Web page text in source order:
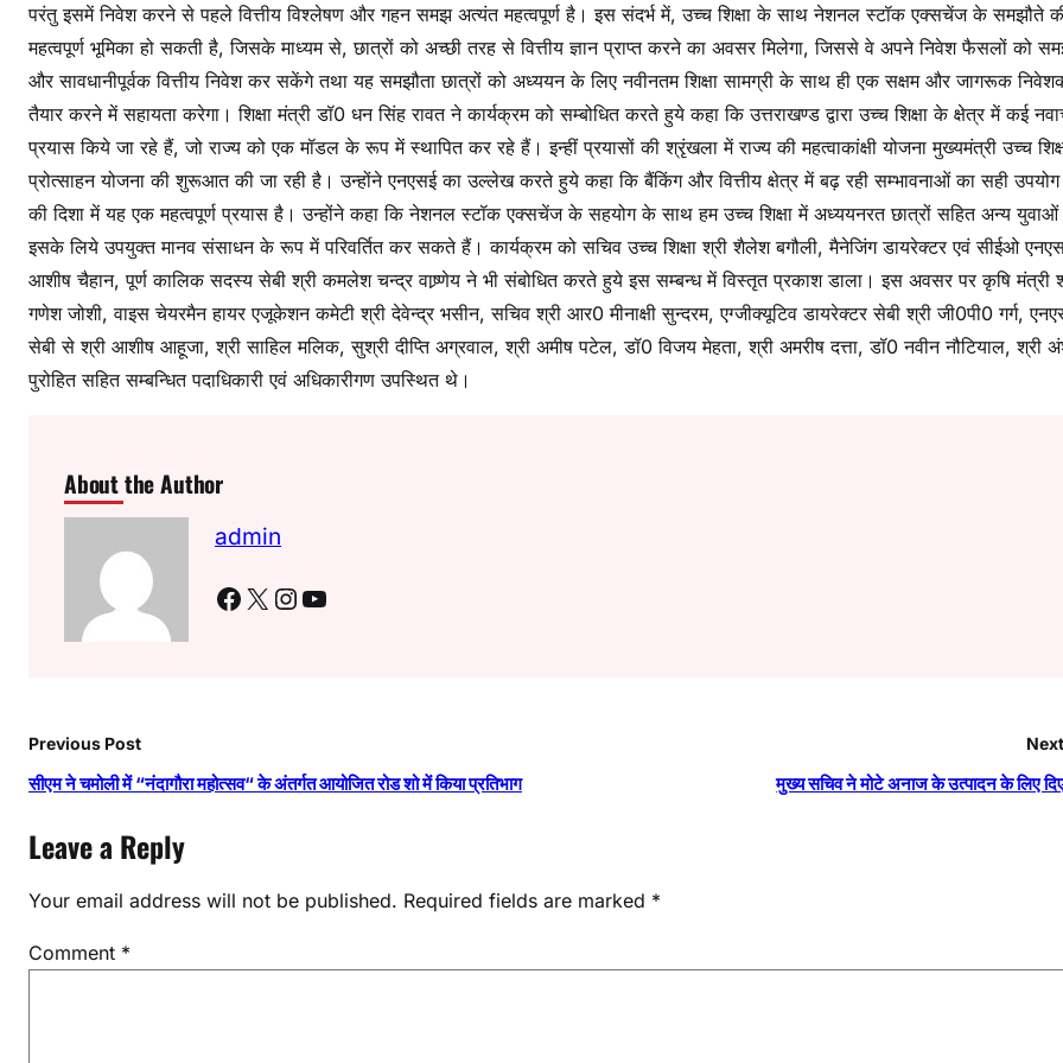
परंतु इसमें निवेश करने से पहले वित्तीय विश्लेषण और गहन समझ अत्यंत महत्वपूर्ण है। इस संदर्भ में, उच्च शिक्षा के साथ नेशनल स्टॉक एक्सचेंज के समझौते
महत्वपूर्ण भूमिका हो सकती है, जिसके माध्यम से, छात्रों को अच्छी तरह से वित्तीय ज्ञान प्राप्त करने का अवसर मिलेगा, जिससे वे अपने निवेश फैसलों को
और सावधानीपूर्वक वित्तीय निवेश कर सकेंगे तथा यह समझौता छात्रों को अध्ययन के लिए नवीनतम शिक्षा सामग्री के साथ ही एक सक्षम और जागरूक
तैयार करने में सहायता करेगा। शिक्षा मंत्री डॉ0 धन सिंह रावत ने कार्यक्रम को सम्बोधित करते हुये कहा कि उत्तराखण्ड द्वारा उच्च शिक्षा के क्षेत्र में कई
प्रयास किये जा रहे हैं, जो राज्य को एक मॉडल के रूप में स्थापित कर रहे हैं। इन्हीं प्रयासों की श्रृंखला में राज्य की महत्वाकांक्षी योजना मुख्यमंत्री उच्च
प्रोत्साहन योजना की शुरूआत की जा रही है। उन्होंने एनएसई का उल्लेख करते हुये कहा कि बैंकिंग और वित्तीय क्षेत्र में बढ़ रही सम्भावनाओं का सही
की दिशा में यह एक महत्वपूर्ण प्रयास है। उन्होंने कहा कि नेशनल स्टॉक एक्सचेंज के सहयोग के साथ हम उच्च शिक्षा में अध्ययनरत छात्रों सहित अन्य युवाओं
इसके लिये उपयुक्त मानव संसाधन के रूप में परिवर्तित कर सकते हैं। कार्यक्रम को सचिव उच्च शिक्षा श्री शैलेश बगौली, मैनेजिंग डायरेक्टर एवं सीईओ
आशीष चैहान, पूर्ण कालिक सदस्य सेबी श्री कमलेश चन्द्र वाष्र्णेय ने भी संबोधित करते हुये इस सम्बन्ध में विस्तृत प्रकाश डाला। इस अवसर पर कृषि मंत्री
गणेश जोशी, वाइस चेयरमैन हायर एजूकेशन कमेटी श्री देवेन्द्र भसीन, सचिव श्री आर0 मीनाक्षी सुन्दरम, एग्जीक्यूटिव डायरेक्टर सेबी श्री जी0पी0 गर्ग,
सेबी से श्री आशीष आहूजा, श्री साहिल मलिक, सुश्री दीप्ति अग्रवाल, श्री अमीष पटेल, डॉ0 विजय मेहता, श्री अमरीष दत्ता, डॉ0 नवीन नौटियाल, श्री
पुरोहित सहित सम्बन्धित पदाधिकारी एवं अधिकारीगण उपस्थित थे।
About the Author
admin
Facebook X Instagram YouTube
Previous Post
सीएम ने चमोली में “नंदागौरा महोत्सव“ के अंतर्गत आयोजित रोड शो में किया प्रतिभाग मुख्य सचिव ने मोटे अनाज के उत्पादन के लिए दिए
Leave a Reply
Your email address will not be published. Required fields are marked *
Comment *